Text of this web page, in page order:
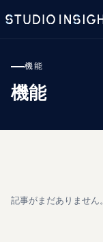
機能
機能
記事がまだありません。